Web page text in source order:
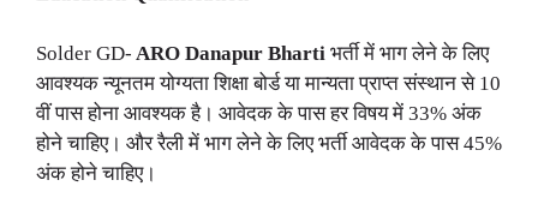
Solder GD- ARO Danapur Bharti भर्ती में भाग लेने के लिए
आवश्यक न्यूनतम योग्यता शिक्षा बोर्ड या मान्यता प्राप्त संस्थान से 10
वीं पास होना आवश्यक है। आवेदक के पास हर विषय में 33% अंक
होने चाहिए। और रैली में भाग लेने के लिए भर्ती आवेदक के पास 45%
अंक होने चाहिए।